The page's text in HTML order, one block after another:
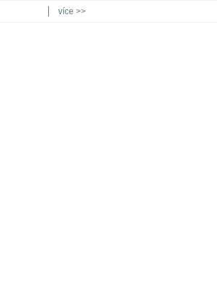
více >>